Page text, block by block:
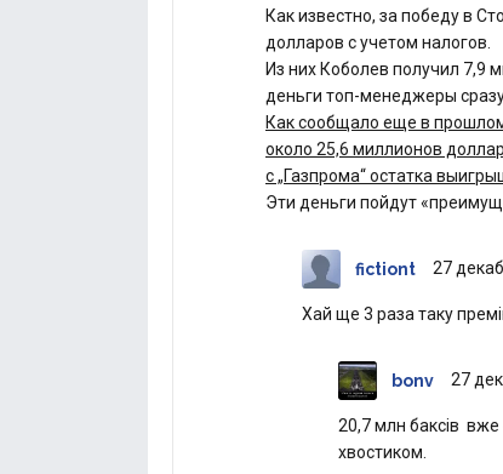
Как известно, за победу в
долларов с учетом налогов.
Из них Коболев получил 7,9
деньги топ-менеджеры
Как сообщало еще в
около 25,6 миллионов
с „Газпрома“ остатка
Эти деньги пойдут
fictiont 27
Хай ще 3 раза таку
bonv 27
20,7 млн баксів
хвостиком.